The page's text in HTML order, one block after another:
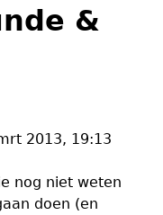
&
2013, 19:13
nog niet weten
doen (en